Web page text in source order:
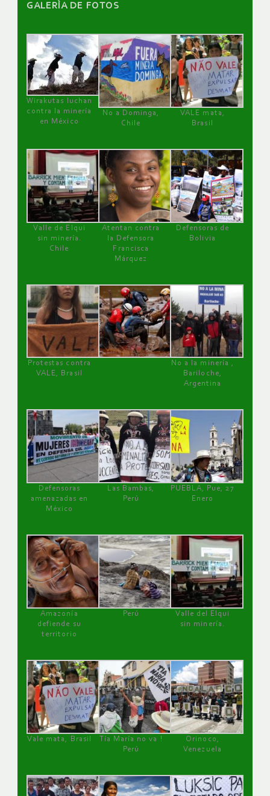
GALERÌA DE FOTOS
Wirakutas luchan
contra la minería
en México
No a Dominga,
Chile
VALE mata,
Brasil
Valle de Elqui
sin minería.
Chile
Atentan contra
la Defensora
Francisca
Márquez
Defensoras de
Bolivia
Protestas contra
VALE, Brasil
No a la minería ,
Bariloche,
Argentina
Defensoras
amenazadas en
México
Las Bambas,
Perú
PUEBLA, Pue, 27
Enero
Amazonía
defiende su
territorio
Perú
Valle del Elqui
sin minería.
Vale mata, Brasil
Tía María no va !
Perú
Orinoco,
Venezuela